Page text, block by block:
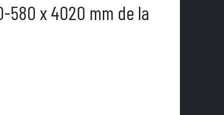
580 x 4020 mm de la